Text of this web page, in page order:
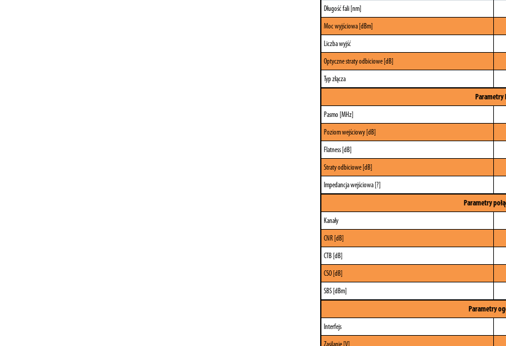
Długość fali [nm]
Moc wyjściowa [dBm]
Liczba wyjść
Optyczne straty odbiciowe [dB]
Typ złącza
Parametry
Pasmo [MHz]
Poziom wejściowy [dB]
Flatness [dB]
Straty odbiciowe [dB]
Impedancja wejściowa [?]
Parametry
Kanały
CNR [dB]
CTB [dB]
CSO [dB]
SBS [dBm]
Parametry
Interfejs